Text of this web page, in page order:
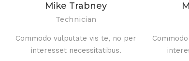
Mike Trabney
Technician
Commodo vulputate vis te, no per
interesset necessitatibus.